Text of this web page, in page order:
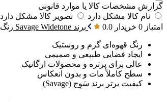
گزارش مشخصات کالا یا موارد قانونی
نام کالا مشکل دارد
تصویر کالا مشکل دارد
امتیاز 0 خریدار 0.0 برند Savage Widetone رنگ
رنگ قهوه‌ای گرم و روستیک
ایجاد فضایی طبیعی و صمیمی
عالی برای پرتره و محصولات ارگانیک
سطح کاملاً مات و بدون انعکاس
کیفیت برتر برند سَوِج (Savage)